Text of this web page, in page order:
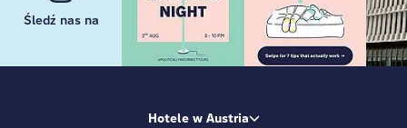
Śledź nas na
Hotele w Austria